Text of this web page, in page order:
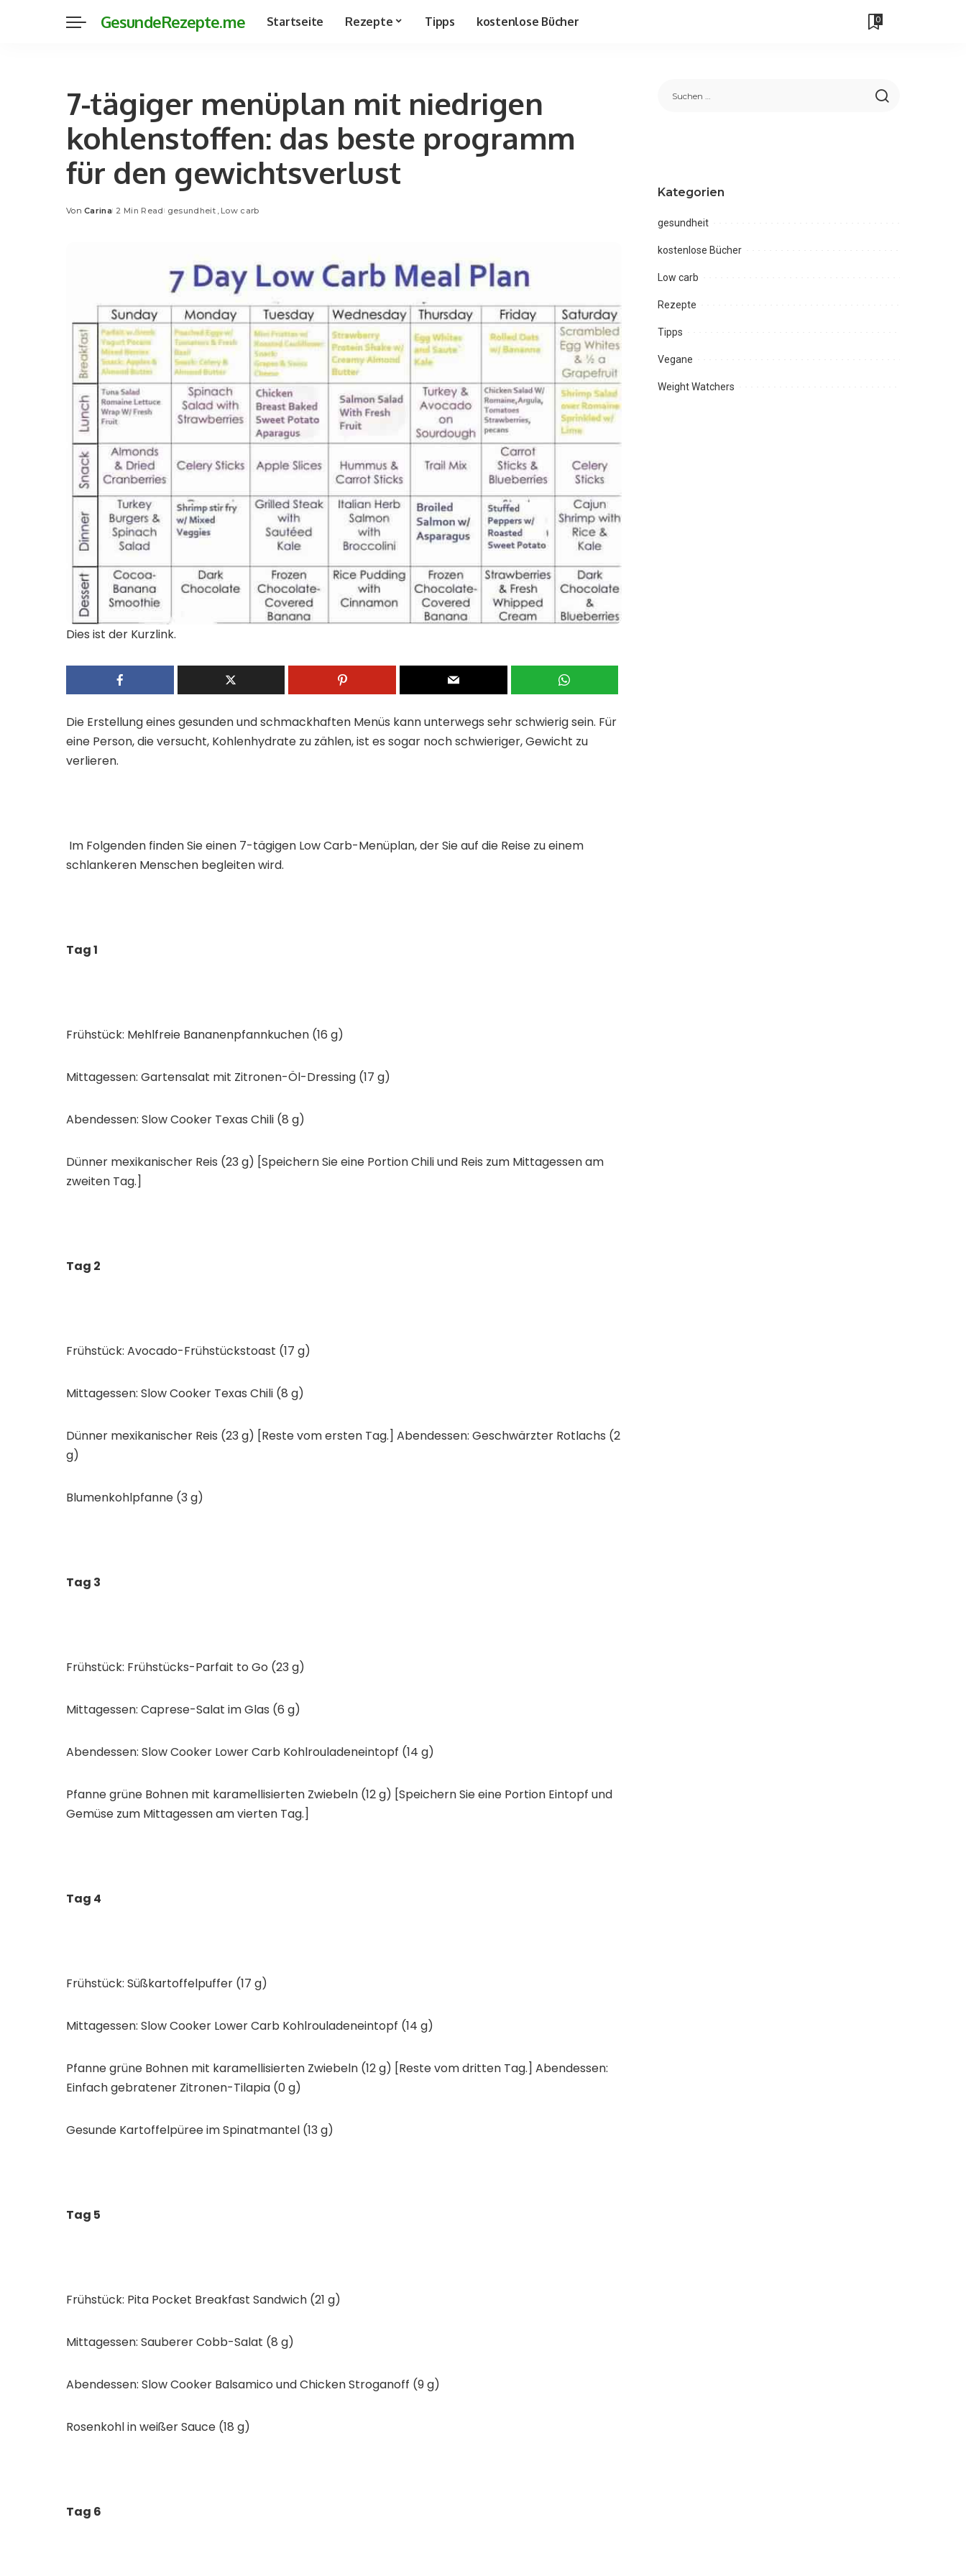
GesundeRezepte.me Startseite Rezepte Tipps kostenlose Bücher 0
7-tägiger menüplan mit niedrigen
kohlenstoffen: das beste programm
für den gewichtsverlust
Posted
Von Carina 2 Min Read gesundheit Low carb
Dies ist der Kurzlink.
Die Erstellung eines gesunden und schmackhaften Menüs kann unterwegs sehr schwierig sein. Für
eine Person, die versucht, Kohlenhydrate zu zählen, ist es sogar noch schwieriger, Gewicht zu
verlieren.
Im Folgenden finden Sie einen 7-tägigen Low Carb-Menüplan, der Sie auf die Reise zu einem
schlankeren Menschen begleiten wird.
Tag 1
Frühstück: Mehlfreie Bananenpfannkuchen (16 g)
Mittagessen: Gartensalat mit Zitronen-Öl-Dressing (17 g)
Abendessen: Slow Cooker Texas Chili (8 g)
Dünner mexikanischer Reis (23 g) [Speichern Sie eine Portion Chili und Reis zum Mittagessen am
zweiten Tag.]
Tag 2
Frühstück: Avocado-Frühstückstoast (17 g)
Mittagessen: Slow Cooker Texas Chili (8 g)
Dünner mexikanischer Reis (23 g) [Reste vom ersten Tag.] Abendessen: Geschwärzter Rotlachs (2
g)
Blumenkohlpfanne (3 g)
Tag 3
Frühstück: Frühstücks-Parfait to Go (23 g)
Mittagessen: Caprese-Salat im Glas (6 g)
Abendessen: Slow Cooker Lower Carb Kohlrouladeneintopf (14 g)
Pfanne grüne Bohnen mit karamellisierten Zwiebeln (12 g) [Speichern Sie eine Portion Eintopf und
Gemüse zum Mittagessen am vierten Tag.]
Tag 4
Frühstück: Süßkartoffelpuffer (17 g)
Mittagessen: Slow Cooker Lower Carb Kohlrouladeneintopf (14 g)
Pfanne grüne Bohnen mit karamellisierten Zwiebeln (12 g) [Reste vom dritten Tag.] Abendessen:
Einfach gebratener Zitronen-Tilapia (0 g)
Gesunde Kartoffelpüree im Spinatmantel (13 g)
Tag 5
Frühstück: Pita Pocket Breakfast Sandwich (21 g)
Mittagessen: Sauberer Cobb-Salat (8 g)
Abendessen: Slow Cooker Balsamico und Chicken Stroganoff (9 g)
Rosenkohl in weißer Sauce (18 g)
Tag 6
Kategorien
gesundheit
kostenlose Bücher
Low carb
Rezepte
Tipps
Vegane
Weight Watchers